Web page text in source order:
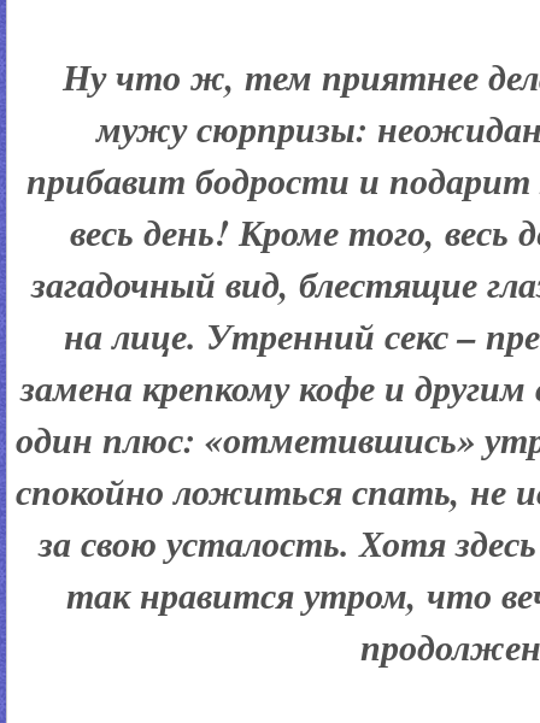
Ну что ж, тем приятнее
мужу сюрпризы:
прибавит бодрости и
весь день! Кроме того, весь
загадочный вид, блестящие
на лице. Утренний секс –
замена крепкому кофе и
один плюс: «отметившись»
спокойно ложиться спать, не
за свою усталость. Хотя
так нравится утром, что